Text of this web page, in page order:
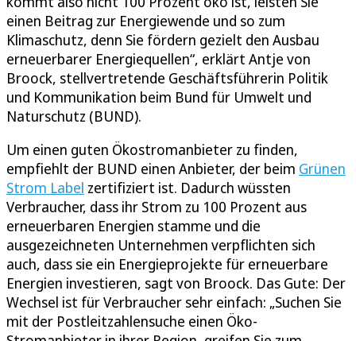
einen Beitrag zur Energiewende und so zum
Klimaschutz, denn Sie fördern gezielt den Ausbau
erneuerbarer Energiequellen“, erklärt Antje von
Broock, stellvertretende Geschäftsführerin Politik
und Kommunikation beim Bund für Umwelt und
Naturschutz (BUND).
Um einen guten Ökostromanbieter zu finden,
empfiehlt der BUND einen Anbieter, der beim Grünen
Strom Label zertifiziert ist. Dadurch wüssten
Verbraucher, dass ihr Strom zu 100 Prozent aus
erneuerbaren Energien stamme und die
ausgezeichneten Unternehmen verpflichten sich
auch, dass sie ein Energieprojekte für erneuerbare
Energien investieren, sagt von Broock. Das Gute: Der
Wechsel ist für Verbraucher sehr einfach: „Suchen Sie
mit der Postleitzahlensuche einen Öko-